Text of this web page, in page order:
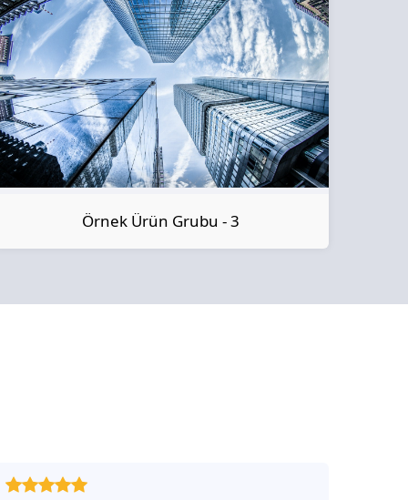
Örnek Ürün Grubu - 3